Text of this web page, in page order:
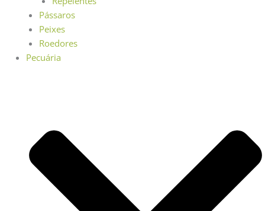
Pássaros
Peixes
Roedores
Pecuária